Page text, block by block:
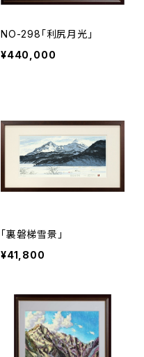
NO-298「利尻月光」
¥440,000
「裏磐梯雪景」
¥41,800